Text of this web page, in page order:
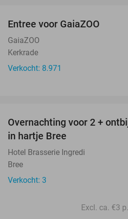
Entree voor GaiaZOO
GaiaZOO
Kerkrade
Verkocht: 8.971
TODAY
Overnachting voor 2 +
in hartje Bree
Hotel Brasserie Ingredi
Bree
Verkocht: 3
Excl. ca. €3